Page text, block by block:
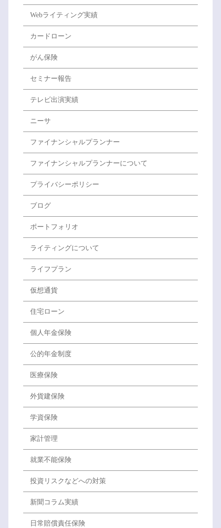
Webライティング実績
カードローン
がん保険
セミナー報告
テレビ出演実績
ニーサ
ファイナンシャルプランナー
ファイナンシャルプランナーについて
プライバシーポリシー
ブログ
ポートフォリオ
ライティングについて
ライフプラン
仮想通貨
住宅ローン
個人年金保険
公的年金制度
医療保険
外貨建保険
学資保険
家計管理
就業不能保険
投資リスクなどへの対策
新聞コラム実績
日常賠償責任保険